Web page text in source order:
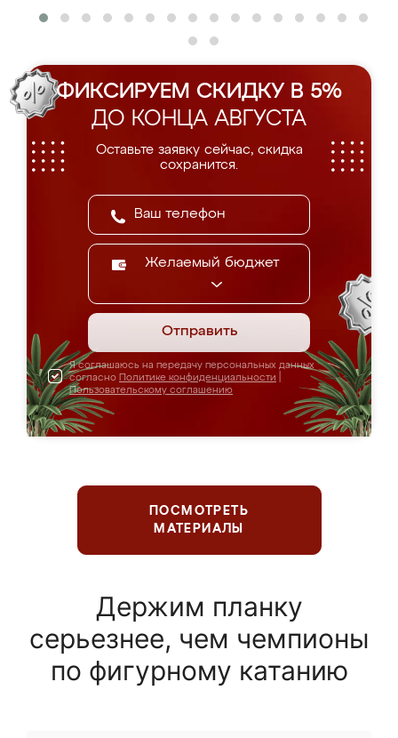
ФИКСИРУЕМ СКИДКУ В 5%
ДО КОНЦА АВГУСТА
Оставьте заявку сейчас, скидка
сохранится.
Желаемый бюджет
Отправить
Я соглашаюсь на передачу персональных данных
согласно Политике конфиденциальности
Пользовательскому соглашению
ПОСМОТРЕТЬ
МАТЕРИАЛЫ
Держим планку
серьезнее, чем чемпионы
по фигурному катанию